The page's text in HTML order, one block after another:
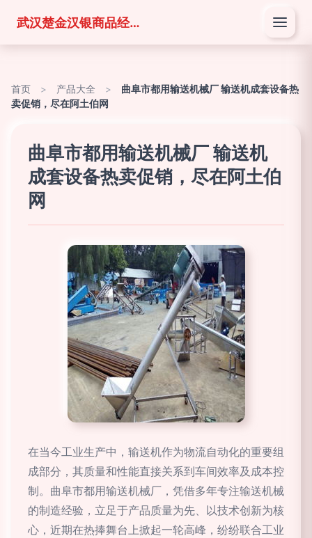
武汉楚金汉银商品经营有限公司
首页 > 产品大全 >
曲阜市都用输送机械厂 输送机成套设备热
卖促销，尽在阿土伯网
曲阜市都用输送机械厂 输送机
成套设备热卖促销，尽在阿土伯
网
在当今工业生产中，输送机作为物流自动化的重要组
成部分，其质量和性能直接关系到车间效率及成本控
制。曲阜市都用输送机械厂，凭借多年专注输送机械
的制造经验，立足于产品质量为先、以技术创新为核
心，近期在热捧舞台上掀起一轮高峰，纷纷联合工业